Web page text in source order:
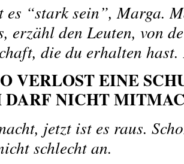
es “stark sein”, Marga.
erzähl den Leuten, von
die du erhalten hast.
VERLOST EINE
DARF NICHT
jetzt ist es raus.
schlecht an.